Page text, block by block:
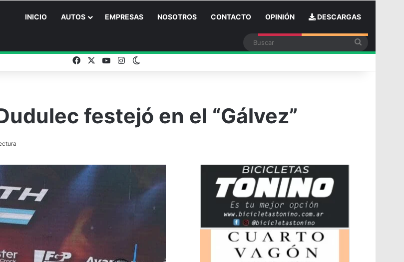
INICIO AUTOS EMPRESAS NOSOTROS CONTACTO OPINIÓN DESCARGAS
FacebookYouTubeInstagramSwitch skin
festejó en el “Gálvez”